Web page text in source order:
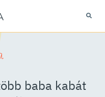
baba kabát